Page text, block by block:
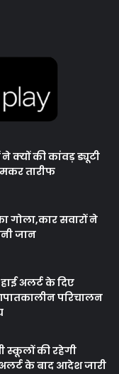
क्यों की कांवड़ ड्यूटी
तारीफ
गोला,कार सवारों ने
जान
अलर्ट के दिए
परिचालन
स्कूलों की रहेगी
के बाद आदेश जारी